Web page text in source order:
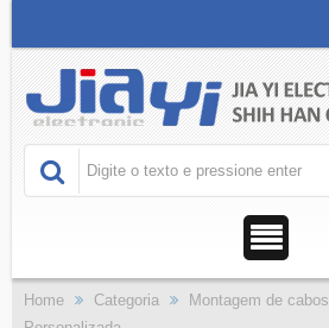
Home Categoria Montagem de cabos